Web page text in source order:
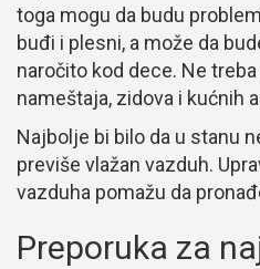
toga mogu da budu
buđi i plesni, a može da
naročito kod dece. Ne
nameštaja, zidova i kućnih
Najbolje bi bilo da u stanu
previše vlažan vazduh.
vazduha pomažu da
Preporuka za